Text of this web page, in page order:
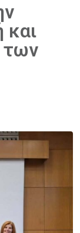
και
των